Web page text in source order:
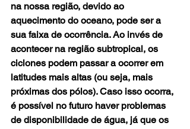
na nossa região, devido ao
aquecimento do oceano, pode ser a
sua faixa de ocorrência. Ao invés de
acontecer na região subtropical, os
ciclones podem passar a ocorrer em
latitudes mais altas (ou seja, mais
próximas dos pólos). Caso isso ocorra,
é possível no futuro haver problemas
de disponibilidade de água, já que os